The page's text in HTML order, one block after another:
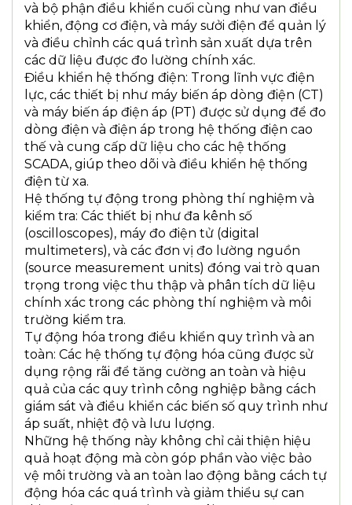
và bộ phận điều khiển cuối cùng như van điều
khiển, động cơ điện, và máy sưởi điện để quản lý
và điều chỉnh các quá trình sản xuất dựa trên
các dữ liệu được đo lường chính xác.
Điều khiển hệ thống điện: Trong lĩnh vực điện
lực, các thiết bị như máy biến áp dòng điện (CT)
và máy biến áp điện áp (PT) được sử dụng để đo
dòng điện và điện áp trong hệ thống điện cao
thế và cung cấp dữ liệu cho các hệ thống
SCADA, giúp theo dõi và điều khiển hệ thống
điện từ xa.
Hệ thống tự động trong phòng thí nghiệm và
kiểm tra: Các thiết bị như đa kênh số
(oscilloscopes), máy đo điện tử (digital
multimeters), và các đơn vị đo lường nguồn
(source measurement units) đóng vai trò quan
trọng trong việc thu thập và phân tích dữ liệu
chính xác trong các phòng thí nghiệm và môi
trường kiểm tra.
Tự động hóa trong điều khiển quy trình và an
toàn: Các hệ thống tự động hóa cũng được sử
dụng rộng rãi để tăng cường an toàn và hiệu
quả của các quy trình công nghiệp bằng cách
giám sát và điều khiển các biến số quy trình như
áp suất, nhiệt độ và lưu lượng.
Những hệ thống này không chỉ cải thiện hiệu
quả hoạt động mà còn góp phần vào việc bảo
vệ môi trường và an toàn lao động bằng cách tự
động hóa các quá trình và giảm thiểu sự can